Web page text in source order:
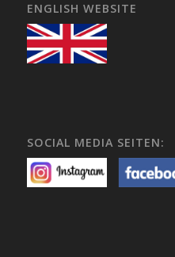
ENGLISH WEBSITE
SOCIAL MEDIA SEITEN: